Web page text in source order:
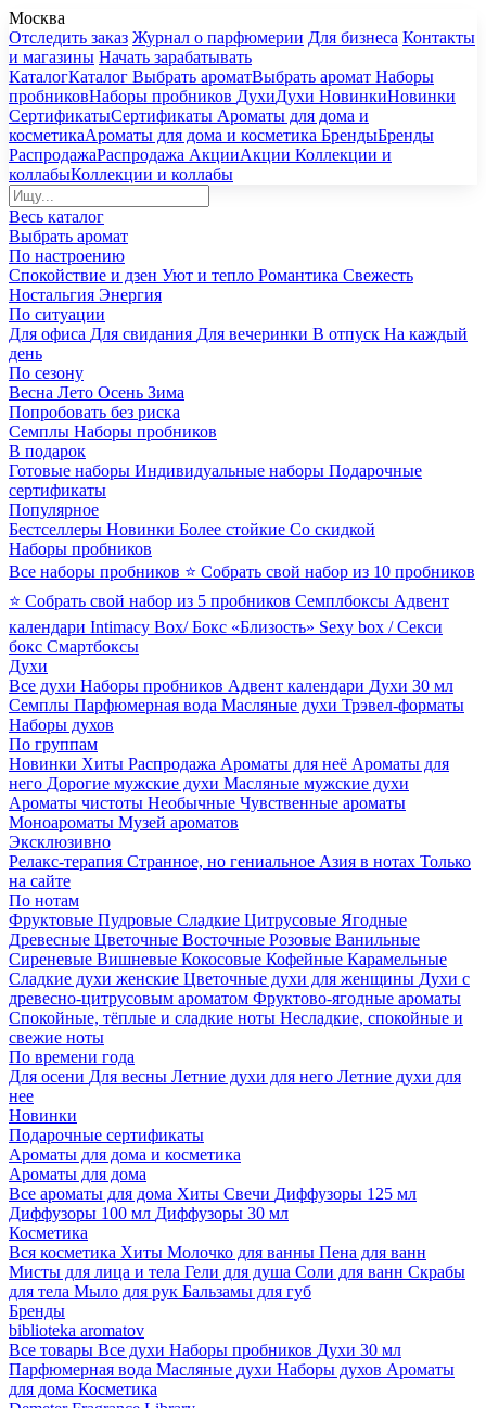
Москва
Отследить заказ Журнал о парфюмерии Для бизнеса Контакты
и магазины Начать зарабатывать
КаталогКаталог Выбрать ароматВыбрать аромат Наборы
пробниковНаборы пробников ДухиДухи НовинкиНовинки
СертификатыСертификаты Ароматы для дома и
косметикаАроматы для дома и косметика БрендыБренды
РаспродажаРаспродажа АкцииАкции Коллекции и
коллабыКоллекции и коллабы
Весь каталог
Выбрать аромат
По настроению
Спокойствие и дзен Уют и тепло Романтика Свежесть
Ностальгия Энергия
По ситуации
Для офиса Для свидания Для вечеринки В отпуск На каждый
день
По сезону
Весна Лето Осень Зима
Попробовать без риска
Семплы Наборы пробников
В подарок
Готовые наборы Индивидуальные наборы Подарочные
сертификаты
Популярное
Бестселлеры Новинки Более стойкие Со скидкой
Наборы пробников
Все наборы пробников ⭐ Собрать свой набор из 10 пробников
⭐ Собрать свой набор из 5 пробников Семплбоксы Адвент
календари Intimacy Box/ Бокс «Близость» Sexy box / Секси
бокс Смартбоксы
Духи
Все духи Наборы пробников Адвент календари Духи 30 мл
Семплы Парфюмерная вода Масляные духи Трэвел-форматы
Наборы духов
По группам
Новинки Хиты Распродажа Ароматы для неё Ароматы для
него Дорогие мужские духи Масляные мужские духи
Ароматы чистоты Необычные Чувственные ароматы
Моноароматы Музей ароматов
Эксклюзивно
Релакс-терапия Странное, но гениальное Азия в нотах Только
на сайте
По нотам
Фруктовые Пудровые Сладкие Цитрусовые Ягодные
Древесные Цветочные Восточные Розовые Ванильные
Сиреневые Вишневые Кокосовые Кофейные Карамельные
Сладкие духи женские Цветочные духи для женщины Духи с
древесно-цитрусовым ароматом Фруктово-ягодные ароматы
Спокойные, тёплые и сладкие ноты Несладкие, спокойные и
свежие ноты
По времени года
Для осени Для весны Летние духи для него Летние духи для
нее
Новинки
Подарочные сертификаты
Ароматы для дома и косметика
Ароматы для дома
Все ароматы для дома Хиты Свечи Диффузоры 125 мл
Диффузоры 100 мл Диффузоры 30 мл
Косметика
Вся косметика Хиты Молочко для ванны Пена для ванн
Мисты для лица и тела Гели для душа Соли для ванн Скрабы
для тела Мыло для рук Бальзамы для губ
Бренды
biblioteka aromatov
Все товары Все духи Наборы пробников Духи 30 мл
Парфюмерная вода Масляные духи Наборы духов Ароматы
для дома Косметика